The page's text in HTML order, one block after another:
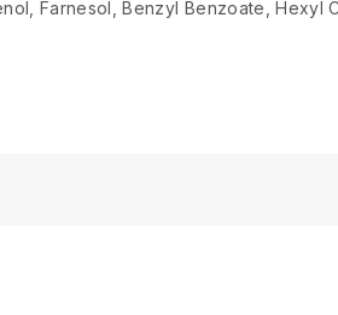
Farnesol, Benzyl Benzoate, Hexyl